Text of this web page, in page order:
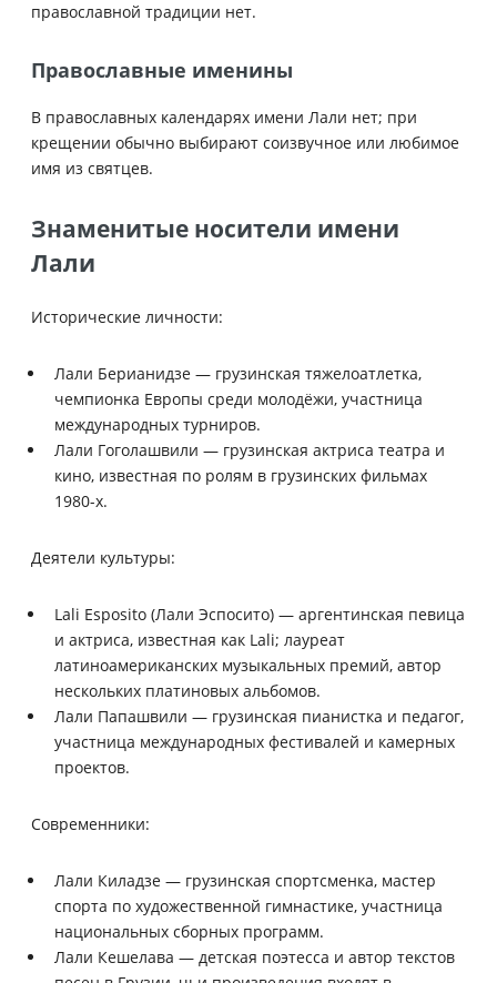
православной традиции нет.
Православные именины
В православных календарях имени Лали нет; при
крещении обычно выбирают соизвучное или любимое
имя из святцев.
Знаменитые носители имени
Лали
Исторические личности:
Лали Берианидзе — грузинская тяжелоатлетка,
чемпионка Европы среди молодёжи, участница
международных турниров.
Лали Гоголашвили — грузинская актриса театра и
кино, известная по ролям в грузинских фильмах
1980-х.
Деятели культуры:
Lali Esposito (Лали Эспосито) — аргентинская певица
и актриса, известная как Lali; лауреат
латиноамериканских музыкальных премий, автор
нескольких платиновых альбомов.
Лали Папашвили — грузинская пианистка и педагог,
участница международных фестивалей и камерных
проектов.
Современники:
Лали Киладзе — грузинская спортсменка, мастер
спорта по художественной гимнастике, участница
национальных сборных программ.
Лали Кешелава — детская поэтесса и автор текстов